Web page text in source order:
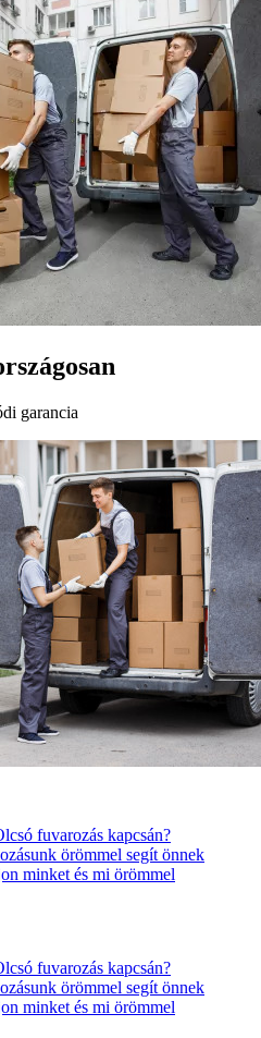
garancia
fuvarozás kapcsán?
örömmel segít önnek
minket és mi örömmel
fuvarozás kapcsán?
örömmel segít önnek
minket és mi örömmel